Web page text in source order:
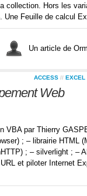
collection. Hors les
Une Feuille de calcul
Un article de
ACCESS // EXCEL
Web
VBA par Thierry
; – librairie HTML
; – silverlight ; –
et piloter Internet